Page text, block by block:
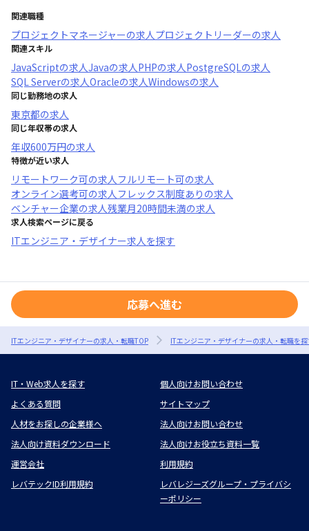
関連職種
プロジェクトマネージャーの求人プロジェクトリーダーの求人
関連スキル
JavaScriptの求人Javaの求人PHPの求人PostgreSQLの求人
SQL Serverの求人Oracleの求人Windowsの求人
同じ勤務地の求人
東京都の求人
同じ年収帯の求人
年収600万円の求人
特徴が近い求人
リモートワーク可の求人フルリモート可の求人
オンライン選考可の求人フレックス制度あり の求人
ベンチャー企業の求人残業月20時間未満の求人
求人検索ページに戻る
ITエンジニア・デザイナー求人を探す
応募へ進む
ITエンジニア・デザイナーの求人・転職TOP ITエンジニア・デザイナーの求人・転職を
IT・Web求人を探す
個人向けお問い合わせ
よくある質問
サイトマップ
人材をお探しの企業様へ
法人向けお問い合わせ
法人向け資料ダウンロード
法人向けお役立ち資料一覧
運営会社
利用規約
レバテックID利用規約
レバレジーズグループ・プライバシ
ーポリシー